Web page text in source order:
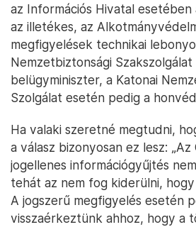
az Információs Hivatal
az illetékes, az
megfigyelések technikai
Nemzetbiztonsági
belügyminiszter, a Katonai
Szolgálat esetén pedig a
Ha valaki szeretné megtudni,
a válasz bizonyosan ez lesz:
jogellenes információgyűjtés
tehát az nem fog kiderülni,
A jogszerű megfigyelés esetén
visszaérkeztünk ahhoz, hogy a